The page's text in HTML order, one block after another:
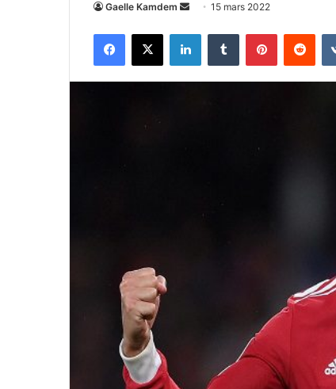
Gaelle Kamdem
Envoyer
courriel
15 mars 2022
Facebook
X LinkedinTumblr Pinterest